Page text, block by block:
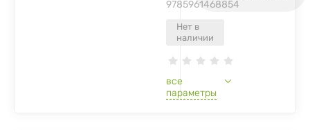
Нет в
наличии
9785961468854
все
параметры